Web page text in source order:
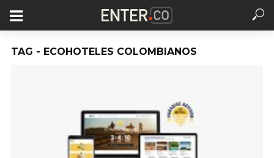
TAG - ECOHOTELES COLOMBIANOS